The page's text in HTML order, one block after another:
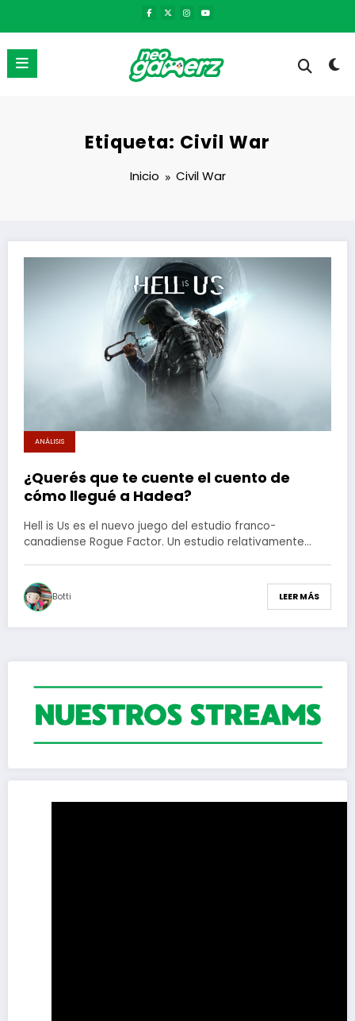
contenido
Etiqueta: Civil War
Inicio Civil War
ANÁLISIS
¿Querés que te cuente el cuento de
cómo llegué a Hadea?
Hell is Us es el nuevo juego del estudio franco-
canadiense Rogue Factor. Un estudio relativamente…
Botti LEER MÁS